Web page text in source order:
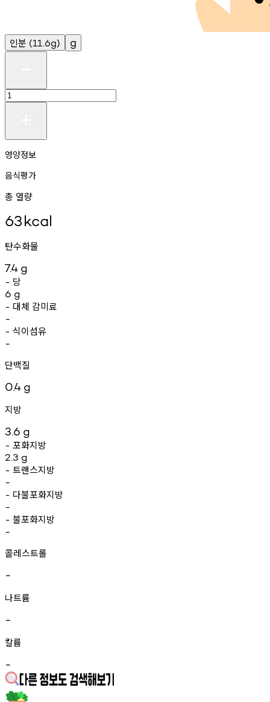
인분 (11.6g) g
영양정보
음식평가
총 열량
63kcal
탄수화물
7.4 g
- 당
6 g
- 대체 감미료
-
- 식이섬유
-
단백질
0.4 g
지방
3.6 g
- 포화지방
2.3 g
- 트랜스지방
-
- 다불포화지방
-
- 불포화지방
-
콜레스트롤
-
나트륨
-
칼륨
-